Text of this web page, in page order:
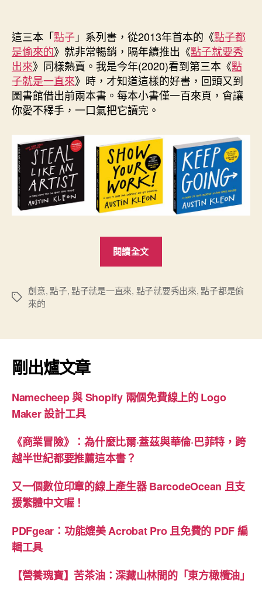
者
佈
日
期
這三本「點子」系列書，從2013年首本的《點子都
是偷來的》就非常暢銷，隔年續推出《點子就要秀
出來》同樣熱賣。我是今年(2020)看到第三本《點
子就是一直來》時，才知道這樣的好書，回頭又到
圖書館借出前兩本書。每本小書僅一百來頁，會讓
你愛不釋手，一口氣把它讀完。
閱讀全文
列
標
創意,點子,點子就是一直來, 點子就要秀出來,點子都是偷
來的
剛出爐文章
Namecheep 與 Shopify 兩個免費線上的 Logo
Maker 設計工具
《商業冒險》：為什麼比爾·蓋茲與華倫·巴菲特，跨
越半世紀都要推薦這本書？
又一個數位印章的線上產生器 BarcodeOcean 且支
援繁體中文喔！
PDFgear：功能媲美 Acrobat Pro 且免費的 PDF 編
輯工具
【營養瑰寶】苦茶油：深藏山林間的「東方橄欖油」